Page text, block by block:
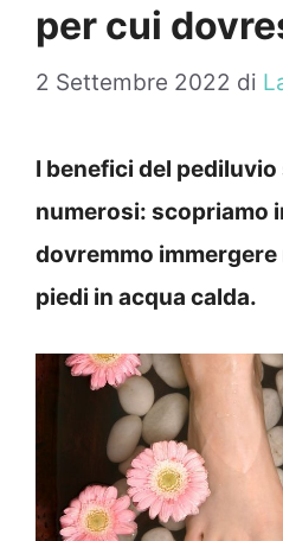
per cui
2 Settembre 2022 di
I benefici del
numerosi: scopriamo
dovremmo
piedi in acqua calda.